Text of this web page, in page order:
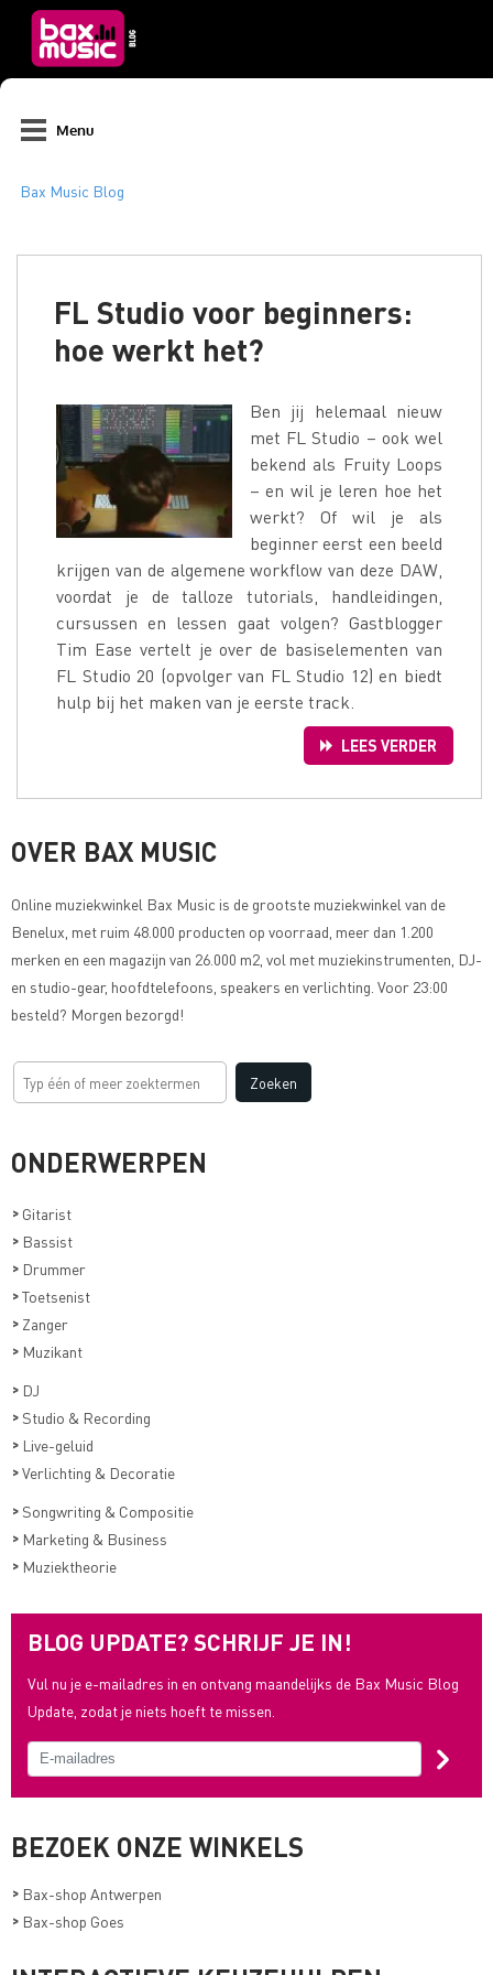
Menu
FL Studio voor beginners:
hoe werkt het?
Ben jij helemaal nieuw
met FL Studio – ook wel
bekend als Fruity Loops
– en wil je leren hoe het
werkt? Of wil je als
beginner eerst een beeld
krijgen van de algemene workflow van deze DAW,
voordat je de talloze tutorials, handleidingen,
cursussen en lessen gaat volgen? Gastblogger
Tim Ease vertelt je over de basiselementen van
FL Studio 20 (opvolger van FL Studio 12) en biedt
hulp bij het maken van je eerste track.
LEES VERDER
OVER BAX MUSIC
Online muziekwinkel Bax Music is de grootste muziekwinkel van de
Benelux, met ruim 48.000 producten op voorraad, meer dan 1.200
merken en een magazijn van 26.000 m2, vol met muziekinstrumenten, DJ-
en studio-gear, hoofdtelefoons, speakers en verlichting. Voor 23:00
besteld? Morgen bezorgd!
ONDERWERPEN
> Gitarist
> Bassist
> Drummer
>Toetsenist
> Zanger
> Muzikant
> DJ
> Studio & Recording
> Live-geluid
>Verlichting & Decoratie
> Songwriting & Compositie
> Marketing & Business
> Muziektheorie
BLOG UPDATE? SCHRIJF JE IN!
Vul nu je e-mailadres in en ontvang maandelijks de Bax Music Blog
Update, zodat je niets hoeft te missen.
BEZOEK ONZE WINKELS
> Bax-shop Antwerpen
> Bax-shop Goes